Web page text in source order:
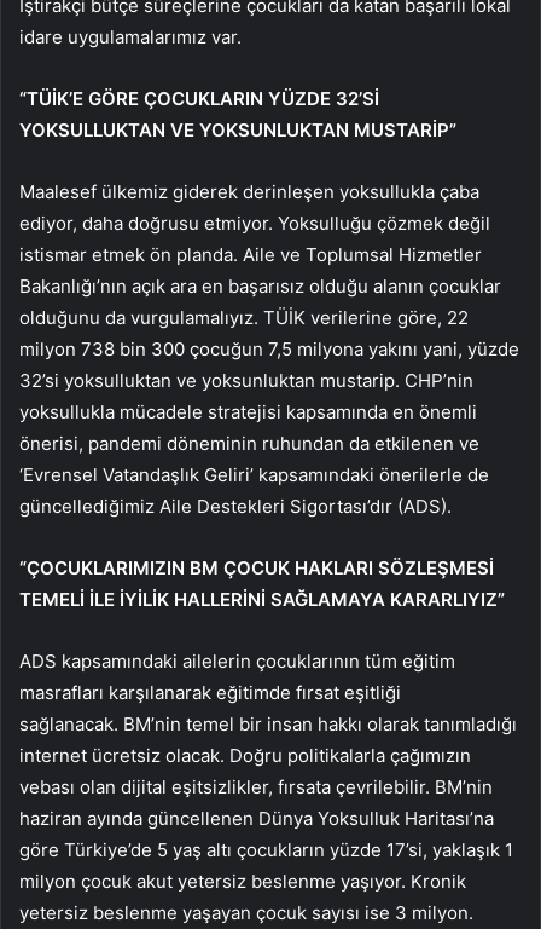
İştirakçi bütçe süreçlerine çocukları da katan başarılı lokal
idare uygulamalarımız var.
“TÜİK’E GÖRE ÇOCUKLARIN YÜZDE 32’Sİ
YOKSULLUKTAN VE YOKSUNLUKTAN MUSTARİP”
Maalesef ülkemiz giderek derinleşen yoksullukla çaba
ediyor, daha doğrusu etmiyor. Yoksulluğu çözmek değil
istismar etmek ön planda. Aile ve Toplumsal Hizmetler
Bakanlığı’nın açık ara en başarısız olduğu alanın çocuklar
olduğunu da vurgulamalıyız. TÜİK verilerine göre, 22
milyon 738 bin 300 çocuğun 7,5 milyona yakını yani, yüzde
32’si yoksulluktan ve yoksunluktan mustarip. CHP’nin
yoksullukla mücadele stratejisi kapsamında en önemli
önerisi, pandemi döneminin ruhundan da etkilenen ve
‘Evrensel Vatandaşlık Geliri’ kapsamındaki önerilerle de
güncellediğimiz Aile Destekleri Sigortası’dır (ADS).
“ÇOCUKLARIMIZIN BM ÇOCUK HAKLARI SÖZLEŞMESİ
TEMELİ İLE İYİLİK HALLERİNİ SAĞLAMAYA KARARLIYIZ”
ADS kapsamındaki ailelerin çocuklarının tüm eğitim
masrafları karşılanarak eğitimde fırsat eşitliği
sağlanacak. BM’nin temel bir insan hakkı olarak tanımladığı
internet ücretsiz olacak. Doğru politikalarla çağımızın
vebası olan dijital eşitsizlikler, fırsata çevrilebilir. BM’nin
haziran ayında güncellenen Dünya Yoksulluk Haritası’na
göre Türkiye’de 5 yaş altı çocukların yüzde 17’si, yaklaşık 1
milyon çocuk akut yetersiz beslenme yaşıyor. Kronik
yetersiz beslenme yaşayan çocuk sayısı ise 3 milyon.